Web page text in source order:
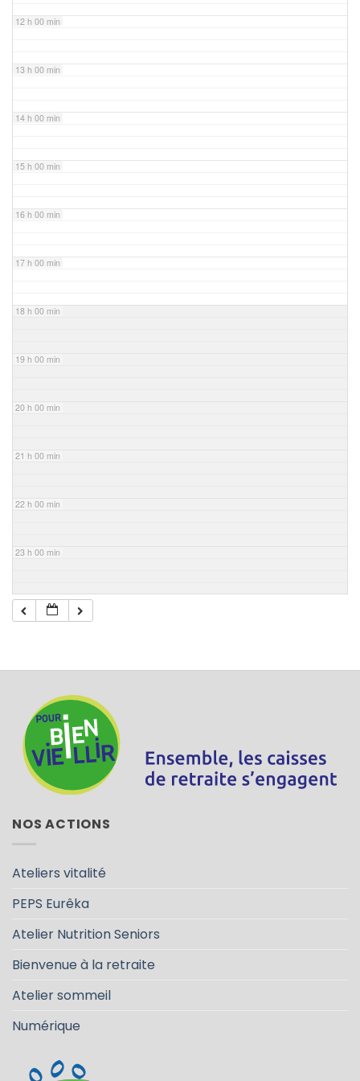
12 h 00 min
13 h 00 min
14 h 00 min
15 h 00 min
16 h 00 min
17 h 00 min
18 h 00 min
19 h 00 min
20 h 00 min
21 h 00 min
22 h 00 min
23 h 00 min
NOS ACTIONS
Ateliers vitalité
PEPS Eurêka
Atelier Nutrition Seniors
Bienvenue à la retraite
Atelier sommeil
Numérique